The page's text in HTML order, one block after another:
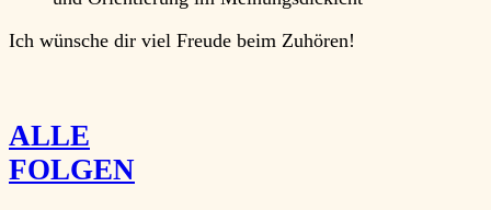
Ich wünsche dir viel Freude beim Zuhören!
ALLE
FOLGEN